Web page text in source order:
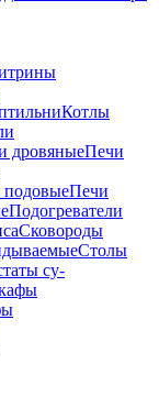
Котлы
дровяныеПечи
Печи
Подогреватели
Сковороды
Столы
су-